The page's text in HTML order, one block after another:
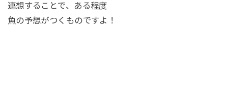
連想することで、ある程度
魚の予想がつくものですよ！